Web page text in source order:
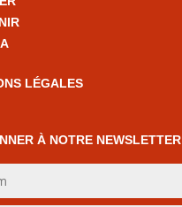
LÉGALES
À NOTRE NEWSLETTER